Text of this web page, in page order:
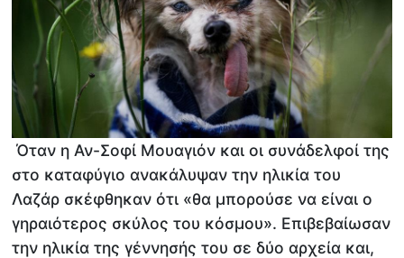
Όταν η Αν-Σοφί Μουαγιόν και οι συνάδελφοί της
στο καταφύγιο ανακάλυψαν την ηλικία του
Λαζάρ σκέφθηκαν ότι «θα μπορούσε να είναι ο
γηραιότερος σκύλος του κόσμου». Επιβεβαίωσαν
την ηλικία της γέννησής του σε δύο αρχεία και,